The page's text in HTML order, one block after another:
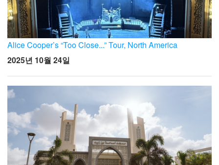
Alice Cooper’s “Too Close...” Tour, North America
2025년 10월 24일